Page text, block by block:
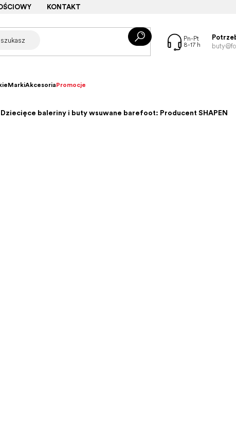
KONTAKT
MarkiAkcesoriaPromocje
Dziecięce baleriny i buty wsuwane barefoot: Producent SHAPEN